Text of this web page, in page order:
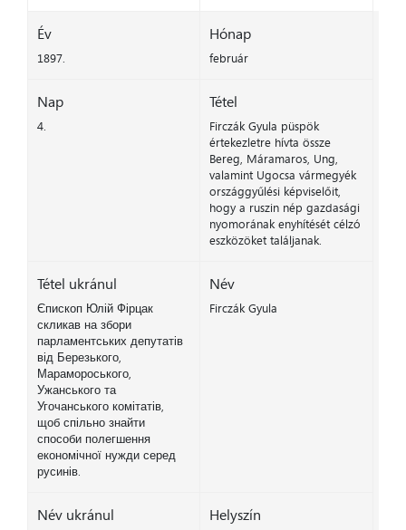
Év
1897.
Hónap
február
Nap
4.
Tétel
Firczák Gyula püspök
értekezletre hívta össze
Bereg, Máramaros, Ung,
valamint Ugocsa vármegyék
országgyűlési képviselőit,
hogy a ruszin nép gazdasági
nyomorának enyhítését célzó
eszközöket találjanak.
Tétel ukránul
Єпископ Юлій Фірцак
скликав на збори
парламентських депутатів
від Березького,
Марамороського,
Ужанського та
Угочанського комітатів,
щоб спільно знайти
способи полегшення
економічної нужди серед
русинів.
Név
Firczák Gyula
Név ukránul Helyszín